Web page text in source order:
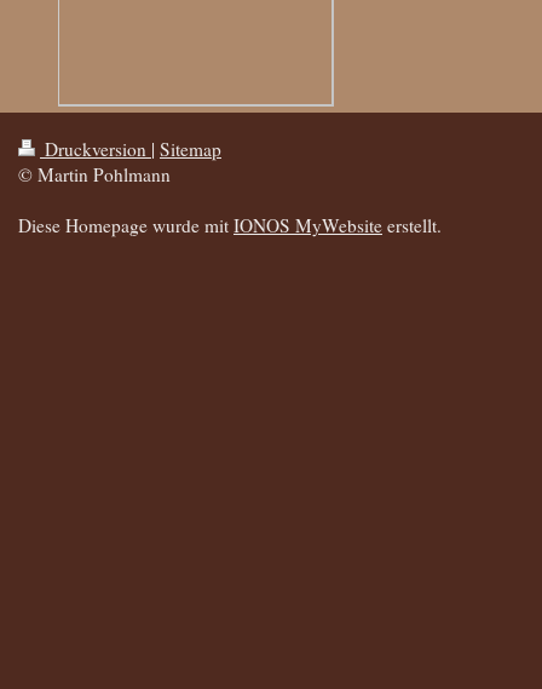
Druckversion | Sitemap
© Martin Pohlmann
Diese Homepage wurde mit IONOS MyWebsite erstellt.